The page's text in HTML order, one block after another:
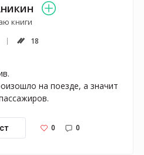
книги
18
на поезде, а значит
0 0